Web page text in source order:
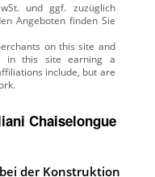
und ggf. zuzüglich
Angeboten finden Sie
Chaiselongue
der Konstruktion